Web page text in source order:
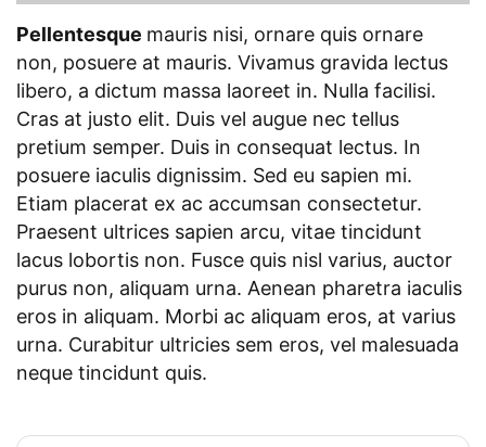
Pellentesque mauris nisi, ornare quis ornare
non, posuere at mauris. Vivamus gravida lectus
libero, a dictum massa laoreet in. Nulla facilisi.
Cras at justo elit. Duis vel augue nec tellus
pretium semper. Duis in consequat lectus. In
posuere iaculis dignissim. Sed eu sapien mi.
Etiam placerat ex ac accumsan consectetur.
Praesent ultrices sapien arcu, vitae tincidunt
lacus lobortis non. Fusce quis nisl varius, auctor
purus non, aliquam urna. Aenean pharetra iaculis
eros in aliquam. Morbi ac aliquam eros, at varius
urna. Curabitur ultricies sem eros, vel malesuada
neque tincidunt quis.